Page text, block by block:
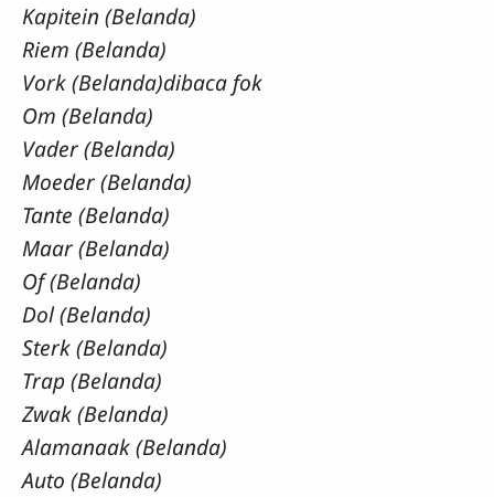
Kapitein (Belanda)
Riem (Belanda)
Vork (Belanda)dibaca fok
Om (Belanda)
Vader (Belanda)
Moeder (Belanda)
Tante (Belanda)
Maar (Belanda)
Of (Belanda)
Dol (Belanda)
Sterk (Belanda)
Trap (Belanda)
Zwak (Belanda)
Alamanaak (Belanda)
Auto (Belanda)